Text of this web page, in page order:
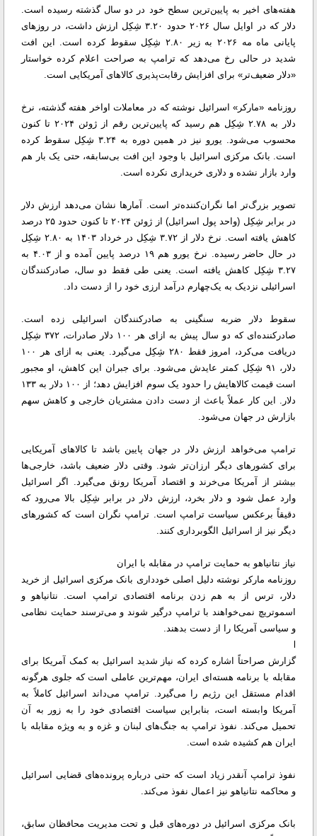
هفته‌های اخیر به پایین‌ترین سطح خود در دو سال گذشته رسیده است.
دلار که در اوایل سال ۲۰۲۶ حدود ۳.۲۰ شِکِل ارزش داشت، در روزهای
پایانی ماه مه ۲۰۲۶ به زیر ۲.۸۰ شِکِل سقوط کرده است. این افت
شدید در حالی رخ می‌دهد که ترامپ به صراحت اعلام کرده خواستار
«دلار ضعیف‌تر» برای افزایش رقابت‌پذیری کالاهای آمریکایی است.
روزنامه «مارکر» اسرائیل نوشته که در معاملات اواخر هفته گذشته، نرخ
دلار به ۲.۷۸ شِکِل هم رسید که پایین‌ترین رقم از ژوئن ۲۰۲۴ تا کنون
محسوب می‌شود. یورو نیز در همین دوره به ۳.۲۴ شِکِل سقوط کرده
است. بانک مرکزی اسرائیل با وجود این افت بی‌سابقه، حتی یک بار هم
وارد بازار نشده و دلاری خریداری نکرده است.
تصویر بزرگ‌تر اما نگران‌کننده‌تر است. آمارها نشان می‌دهد ارزش دلار
در برابر شِکِل (واحد پول اسرائیل) از ژوئن ۲۰۲۴ تا کنون حدود ۲۵ درصد
کاهش یافته است. نرخ دلار از ۳.۷۲ شِکِل در خرداد ۱۴۰۳ به ۲.۸۰ شِکِل
در حال حاضر رسیده. نرخ یورو هم ۱۹ درصد پایین آمده و از ۴.۰۳ به
۳.۲۷ شِکِل کاهش یافته است. یعنی طی فقط دو سال، صادرکنندگان
اسرائیلی نزدیک به یک‌چهارم درآمد ارزی خود را از دست داد.
سقوط دلار ضربه سنگینی به صادرکنندگان اسرائیلی زده است.
صادرکننده‌ای که دو سال پیش به ازای هر ۱۰۰ دلار صادرات، ۳۷۲ شِکِل
دریافت می‌کرد، امروز فقط ۲۸۰ شِکِل می‌گیرد. یعنی به ازای هر ۱۰۰
دلار، ۹۱ شِکِل کمتر عایدش می‌شود. برای جبران این کاهش، او مجبور
است قیمت کالاهایش را حدود یک سوم افزایش دهد؛ از ۱۰۰ دلار به ۱۳۳
دلار. این کار عملاً باعث از دست دادن مشتریان خارجی و کاهش سهم
بازارش در جهان می‌شود.
ترامپ می‌خواهد ارزش دلار در جهان پایین باشد تا کالاهای آمریکایی
برای کشورهای دیگر ارزان‌تر شود. وقتی دلار ضعیف باشد، خارجی‌ها
بیشتر از آمریکا می‌خرند و اقتصاد آمریکا رونق می‌گیرد. اگر اسرائیل
وارد عمل شود و دلار بخرد، ارزش دلار در برابر شِکِل بالا می‌رود که
دقیقاً برعکس سیاست ترامپ است. ترامپ نگران است که کشورهای
دیگر نیز از اسرائیل الگوبرداری کنند.
نیاز نتانیاهو به حمایت ترامپ در مقابله با ایران
روزنامه مارکر نوشته دلیل اصلی خودداری بانک مرکزی اسرائیل از خرید
دلار، ترس از به هم زدن برنامه اقتصادی ترامپ است. نتانیاهو و
اسموتریچ نمی‌خواهند با ترامپ درگیر شوند و می‌ترسند حمایت نظامی
و سیاسی آمریکا را از دست بدهند.
گزارش صراحتاً اشاره کرده که نیاز شدید اسرائیل به کمک آمریکا برای
مقابله با برنامه هسته‌ای ایران، مهم‌ترین عاملی است که جلوی هرگونه
اقدام مستقل این رژیم را می‌گیرد. ترامپ می‌داند اسرائیل کاملاً به
آمریکا وابسته است، بنابراین سیاست اقتصادی خود را به زور به آن
تحمیل می‌کند. نفوذ ترامپ به جنگ‌های لبنان و غزه و به ویژه مقابله با
ایران هم کشیده شده است.
نفوذ ترامپ آنقدر زیاد است که حتی درباره پرونده‌های قضایی اسرائیل
و محاکمه نتانیاهو نیز اعمال نفوذ می‌کند.
بانک مرکزی اسرائیل در دوره‌های قبل و تحت مدیریت محافظان سابق،